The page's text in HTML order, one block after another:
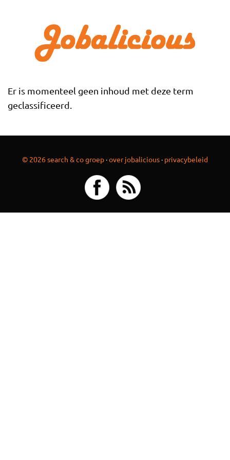
Er is momenteel geen inhoud met deze term
geclassificeerd.
© 2026 search & co groep ·over jobalicious · privacybeleid